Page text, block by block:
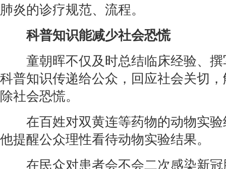
肺炎的诊疗规范、流程。
科普知识能减少社会恐慌
童朝晖不仅及时总结临床经验、撰
科普知识传递给公众，回应社会关切
除社会恐慌。
在百姓对双黄连等药物的动物实验
他提醒公众理性看待动物实验结果。
在民众对患者会不会二次感染新冠